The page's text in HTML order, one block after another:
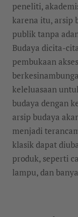
peneliti,
karena itu, arsip
publik tanpa
Budaya dicita-
pembukaan
keleluasaan
budaya dengan
arsip budaya
menjadi
klasik dapat
produk, seperti
lampu, dan